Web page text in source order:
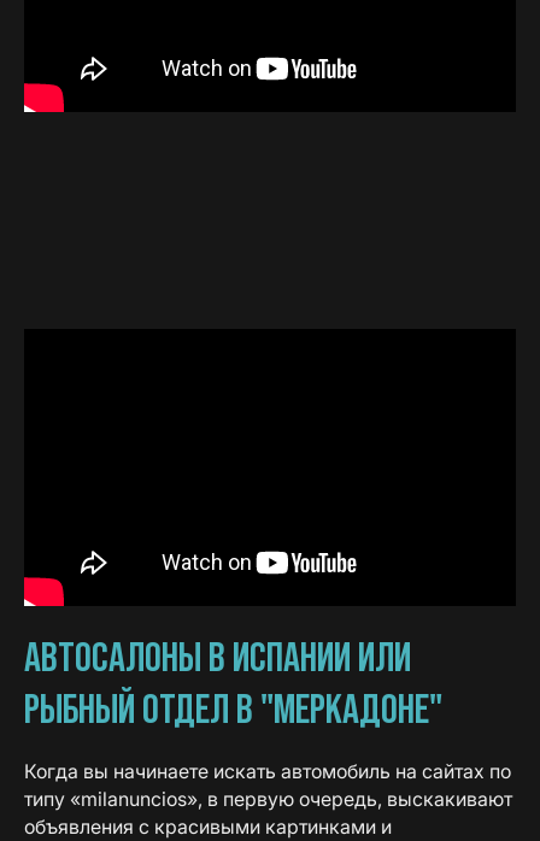
АВТОСАЛОНЫ В ИСПАНИИ ИЛИ
РЫБНЫЙ ОТДЕЛ В "МЕРКАДОНЕ"
Когда вы начинаете искать автомобиль на сайтах по
типу «milanuncios», в первую очередь, выскакивают
объявления с красивыми картинками и